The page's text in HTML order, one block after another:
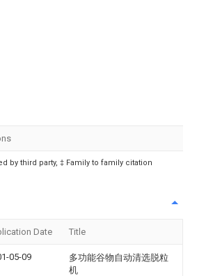
by third party, ‡ Family to family citation
Date Title
05-09
多功能谷物自动清选脱粒
机